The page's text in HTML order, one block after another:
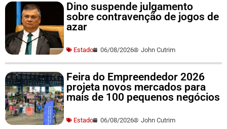
Dino suspende julgamento
sobre contravenção de jogos de
azar
Estado 06/08/2026 John Cutrim
Feira do Empreendedor 2026
projeta novos mercados para
mais de 100 pequenos negócios
Estado 06/08/2026 John Cutrim